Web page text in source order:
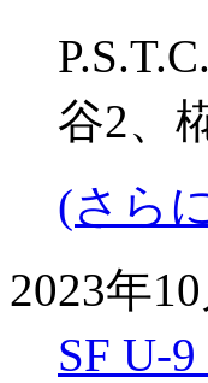
谷2、
(さら
2023年
SF U-